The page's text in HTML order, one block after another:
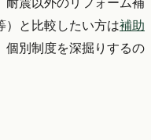
）と比較したい方は補助
個別制度を深掘りするの